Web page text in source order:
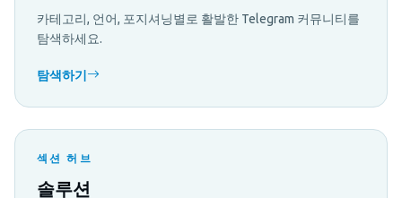
카테고리, 언어, 포지셔닝별로 활발한 Telegram 커뮤니티를
탐색하세요.
탐색하기
섹션 허브
솔루션